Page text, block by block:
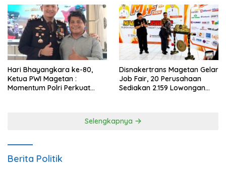
Hari Bhayangkara ke-80,
Ketua PWI Magetan :
Momentum Polri Perkuat
Disnakertrans Magetan Gelar
Job Fair, 20 Perusahaan
Sediakan 2.159 Lowongan
Selengkapnya
Berita Politik